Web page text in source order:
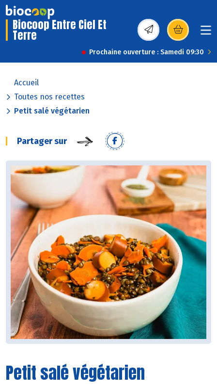
Biocoop Entre Ciel Et
Terre (s’ouvre dans une
Prochaine ouverture : Samedi 09:30
Accueil
Toutes nos recettes
Petit salé végétarien
Partager sur
Petit salé végétarien